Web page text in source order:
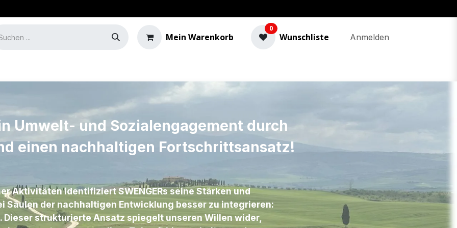
Mein Warenkorb
0
Wunschliste Anmelden
Umwelt- und Sozialengagement durch
einen nachhaltigen Fortschrittsansatz!
Aktivitäten identifiziert SWENGERs seine Stärken und
Säulen der nachhaltigen Entwicklung besser zu integrieren:
strukturierte Ansatz spiegelt unseren Willen wider,